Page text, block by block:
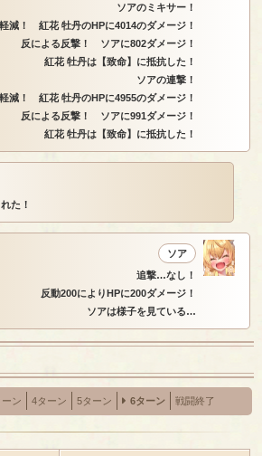
ソアのミキサー！
減！ 紅花 牡丹のHPに4014のダメージ！
反による反撃！ ソアに802ダメージ！
紅花 牡丹は【致命】に抵抗した！
ソアの連撃！
減！ 紅花 牡丹のHPに4955のダメージ！
反による反撃！ ソアに991ダメージ！
紅花 牡丹は【致命】に抵抗した！
た！
ソア
追撃…なし！
反動200によりHPに200ダメージ！
ソアは様子を見ている…
ン 4ターン 5ターン 6ターン 戦闘終了